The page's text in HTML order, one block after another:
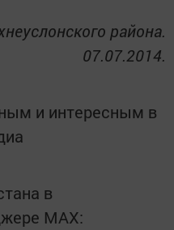
района.
07.07.2014.
и интересным в
в
MАХ: